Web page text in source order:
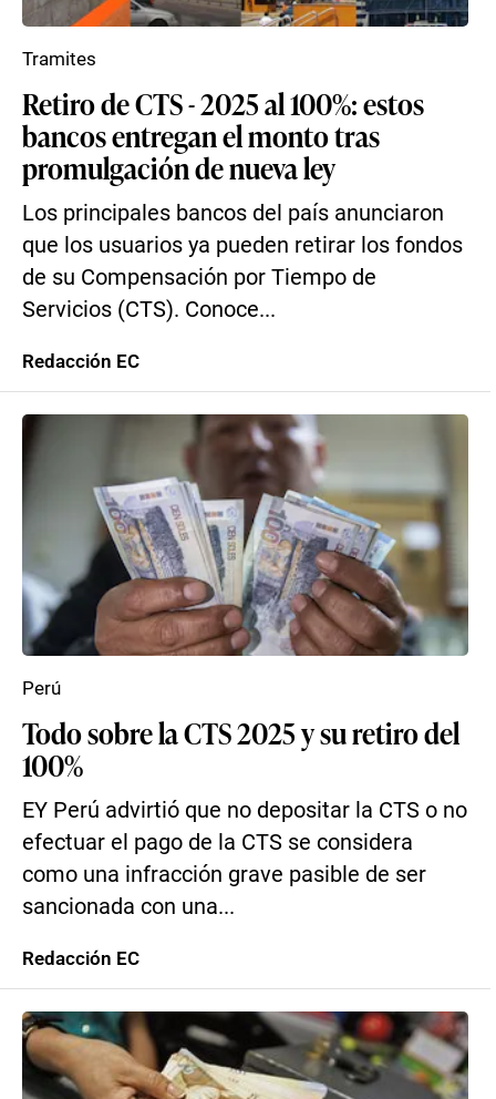
Retiro de CTS - 2025 al 100%: estos
bancos entregan el monto tras
promulgación de nueva ley
Los principales bancos del país anunciaron
que los usuarios ya pueden retirar los fondos
de su Compensación por Tiempo de
Servicios (CTS). Conoce...
Tramites
Redacción EC
Todo sobre la CTS 2025 y su retiro del
100%
EY Perú advirtió que no depositar la CTS o no
efectuar el pago de la CTS se considera
como una infracción grave pasible de ser
sancionada con una...
Perú
Redacción EC